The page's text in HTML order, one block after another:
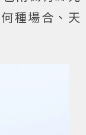
種場合、天